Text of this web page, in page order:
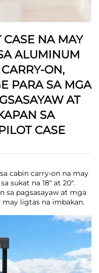
CASE NA MAY
ALUMINUM
ON,
PARA SA MGA
AT
SA
CASE
cabin carry-on na may
sukat na 18" at 20".
sa pagsasayaw at mga
may ligtas na imbakan.